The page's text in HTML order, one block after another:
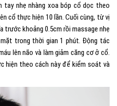
tay nhẹ nhàng xoa bóp cổ dọc theo
cổ thực hiện 10 lần. Cuối cùng, từ vị
trước khoảng 0.5cm rồi massage nhẹ
trong thời gian 1 phút. Động tác
lên não và làm giảm căng cơ ở cổ.
hiện theo cách này để kiểm soát và